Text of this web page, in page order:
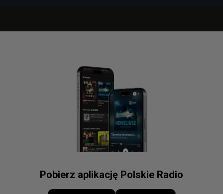
Pobierz aplikację Polskie Radio